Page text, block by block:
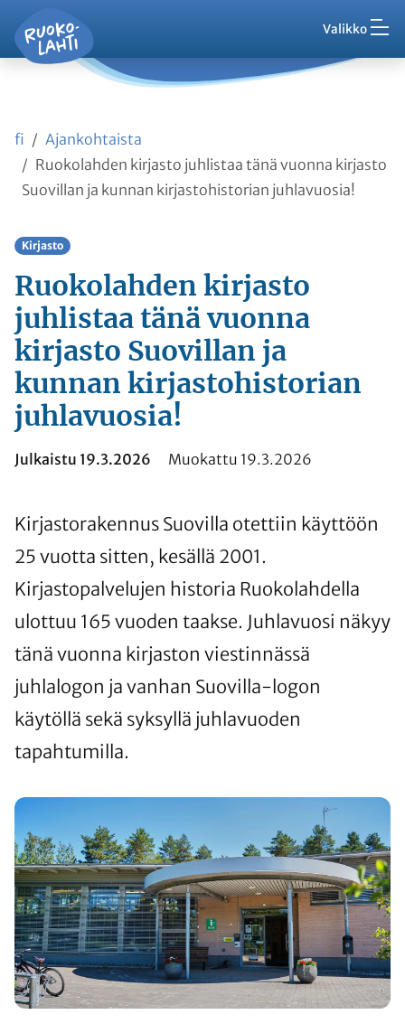
Siirry pääsisältöön Valikko
Ruokolahti - etusivu
Palaute
Asuminen ja ympäristö
Kasvatus ja koulutus
Harrasta ja viihdy
Kunta ja hallinto
Työ ja yrittäminen
Asioi kanssamme
fi
Ajankohtaista
Ruokolahden kirjasto juhlistaa tänä vuonna kirjasto
Suovillan ja kunnan kirjastohistorian juhlavuosia!
Kirjasto
Ruokolahden kirjasto
juhlistaa tänä vuonna
kirjasto Suovillan ja
kunnan kirjastohistorian
juhlavuosia!
Julkaistu 19.3.2026 Muokattu 19.3.2026
Kirjastorakennus Suovilla otettiin käyttöön
25 vuotta sitten, kesällä 2001.
Kirjastopalvelujen historia Ruokolahdella
ulottuu 165 vuoden taakse. Juhlavuosi näkyy
tänä vuonna kirjaston viestinnässä
juhlalogon ja vanhan Suovilla-logon
käytöllä sekä syksyllä juhlavuoden
tapahtumilla.